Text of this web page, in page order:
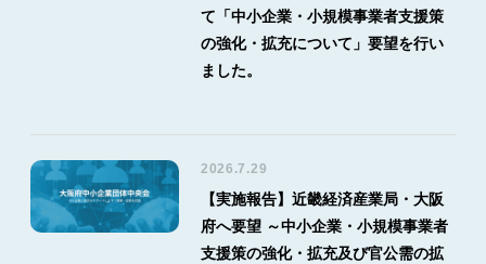
て「中小企業・小規模事業者支援策
の強化・拡充について」要望を行い
ました。
2026.7.29
【実施報告】近畿経済産業局・大阪
府へ要望 ～中小企業・小規模事業者
支援策の強化・拡充及び官公需の拡